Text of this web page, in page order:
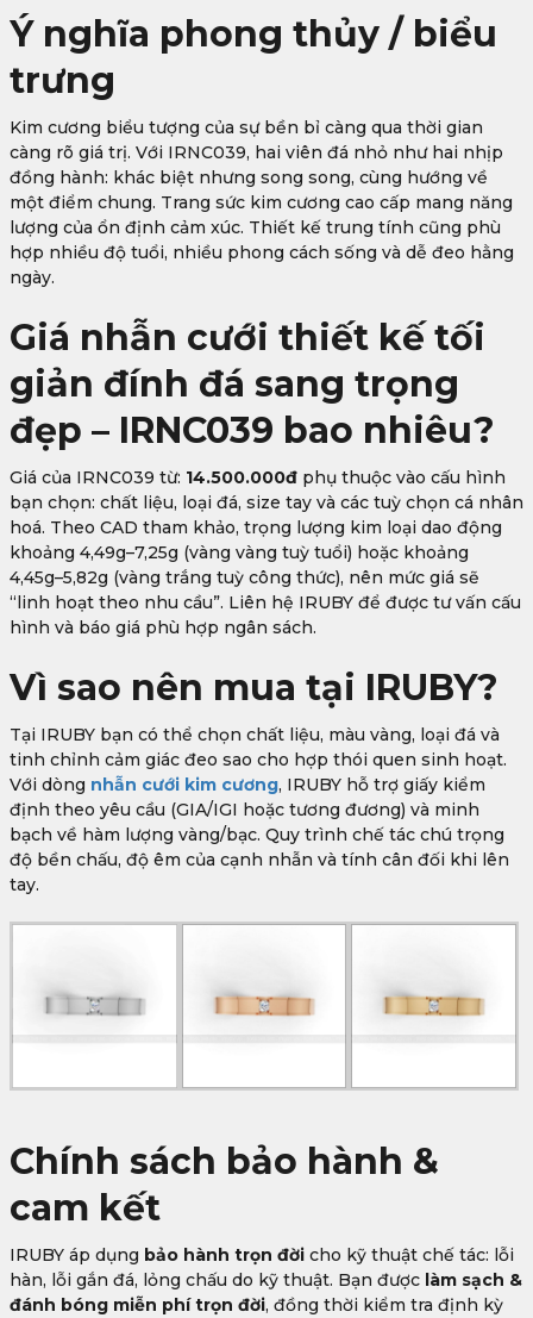
Ý nghĩa phong thủy / biểu
trưng
Kim cương biểu tượng của sự bền bỉ càng qua thời gian
càng rõ giá trị. Với IRNC039, hai viên đá nhỏ như hai nhịp
đồng hành: khác biệt nhưng song song, cùng hướng về
một điểm chung. Trang sức kim cương cao cấp mang năng
lượng của ổn định cảm xúc. Thiết kế trung tính cũng phù
hợp nhiều độ tuổi, nhiều phong cách sống và dễ đeo hằng
ngày.
Giá nhẫn cưới thiết kế tối
giản đính đá sang trọng
đẹp – IRNC039 bao nhiêu?
Giá của IRNC039 từ: 14.500.000đ phụ thuộc vào cấu hình
bạn chọn: chất liệu, loại đá, size tay và các tuỳ chọn cá nhân
hoá. Theo CAD tham khảo, trọng lượng kim loại dao động
khoảng 4,49g–7,25g (vàng vàng tuỳ tuổi) hoặc khoảng
4,45g–5,82g (vàng trắng tuỳ công thức), nên mức giá sẽ
“linh hoạt theo nhu cầu”. Liên hệ IRUBY để được tư vấn cấu
hình và báo giá phù hợp ngân sách.
Vì sao nên mua tại IRUBY?
Tại IRUBY bạn có thể chọn chất liệu, màu vàng, loại đá và
tinh chỉnh cảm giác đeo sao cho hợp thói quen sinh hoạt.
Với dòng nhẫn cưới kim cương, IRUBY hỗ trợ giấy kiểm
định theo yêu cầu (GIA/IGI hoặc tương đương) và minh
bạch về hàm lượng vàng/bạc. Quy trình chế tác chú trọng
độ bền chấu, độ êm của cạnh nhẫn và tính cân đối khi lên
tay.
Chính sách bảo hành &
cam kết
IRUBY áp dụng bảo hành trọn đời cho kỹ thuật chế tác: lỗi
hàn, lỗi gắn đá, lỏng chấu do kỹ thuật. Bạn được làm sạch &
đánh bóng miễn phí trọn đời, đồng thời kiểm tra định kỳ